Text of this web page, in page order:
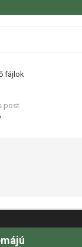
fájlok
post